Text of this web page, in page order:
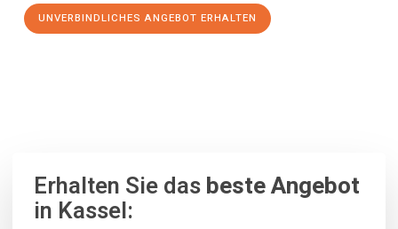
UNVERBINDLICHES ANGEBOT ERHALTEN
Erhalten Sie dasbeste Angebot
in Kassel: